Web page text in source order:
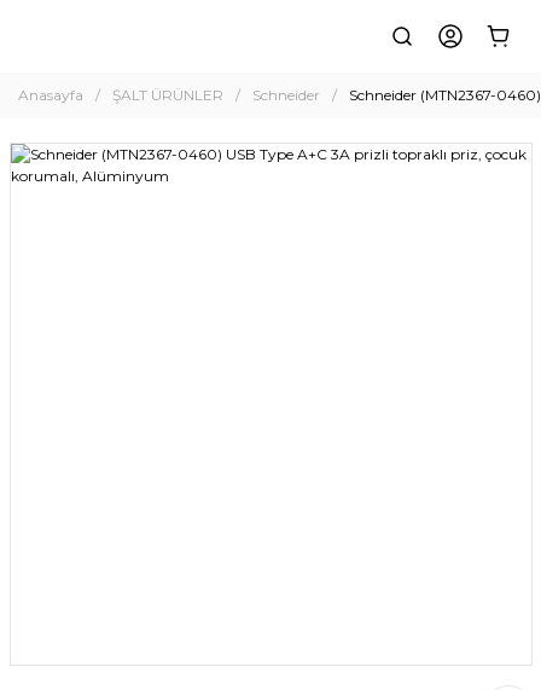
Anasayfa ŞALT ÜRÜNLER Schneider Schneider (MTN2367-